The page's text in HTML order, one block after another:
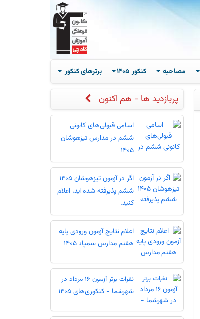
مصاحبه کنکور 1405 برترهای کنکور
پربازدید ها - هم اکنون
اسامی قبولی‌های کانونی
ششم در مدارس تیزهوشان
1405
اگر در آزمون تیزهوشان 1405
ششم پذیرفته شده اید، اعلام
کنید.
اعلام نتایج آزمون ورودی پایه
هفتم مدارس سمپاد 1405
نفرات برتر آزمون 16 مرداد در
شهرشما - کنکوری‌های 1405